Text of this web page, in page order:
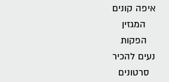
איפה קונים
המגזין
הפקות
נעים להכיר
סרטונים